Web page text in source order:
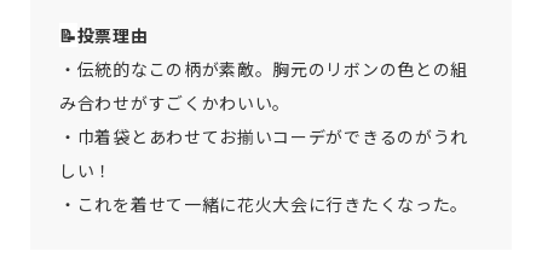
📝投票理由
・伝統的なこの柄が素敵。胸元のリボンの色との組
み合わせがすごくかわいい。
・巾着袋とあわせてお揃いコーデができるのがうれ
しい！
・これを着せて一緒に花火大会に行きたくなった。